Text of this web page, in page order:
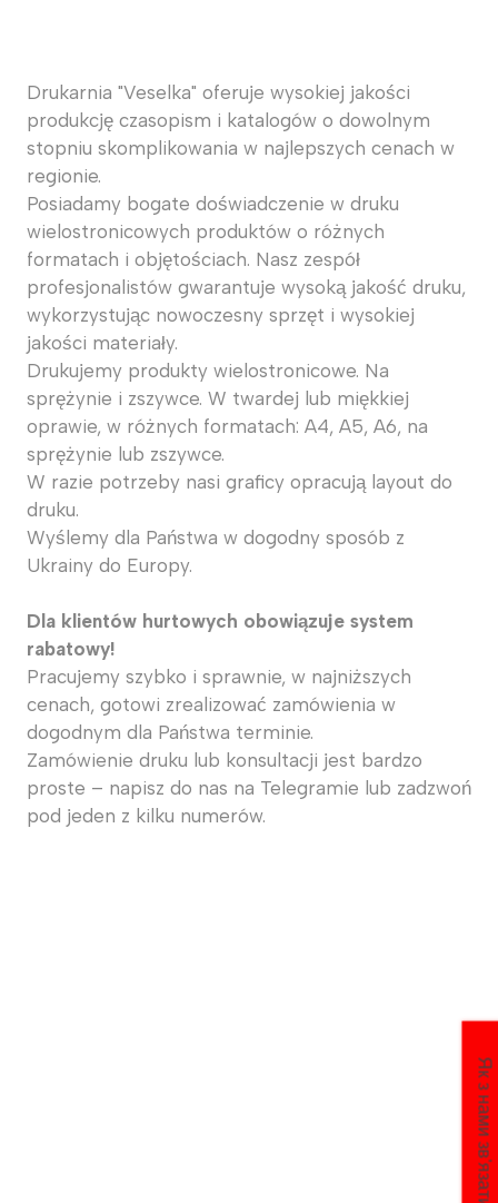
Drukarnia "Veselka" oferuje wysokiej jakości
produkcję czasopism i katalogów o dowolnym
stopniu skomplikowania w najlepszych cenach w
regionie.
Posiadamy bogate doświadczenie w druku
wielostronicowych produktów o różnych
formatach i objętościach. Nasz zespół
profesjonalistów gwarantuje wysoką jakość druku,
wykorzystując nowoczesny sprzęt i wysokiej
jakości materiały.
Drukujemy produkty wielostronicowe. Na
sprężynie i zszywce. W twardej lub miękkiej
oprawie, w różnych formatach: A4, A5, A6, na
sprężynie lub zszywce.
W razie potrzeby nasi graficy opracują layout do
druku.
Wyślemy dla Państwa w dogodny sposób z
Ukrainy do Europy.
Dla klientów hurtowych obowiązuje system
rabatowy!
Pracujemy szybko i sprawnie, w najniższych
cenach, gotowi zrealizować zamówienia w
dogodnym dla Państwa terminie.
Zamówienie druku lub konsultacji jest bardzo
proste – napisz do nas na Telegramie lub zadzwoń
pod jeden z kilku numerów.
Як з нами зв'язатися